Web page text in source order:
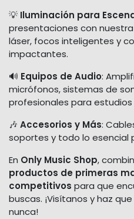
💡 Iluminación para
presentaciones con nuestra
láser, focos inteligentes y
impactantes.
🔊 Equipos de Audio:
micrófonos, sistemas de
profesionales para estudios
🎶 Accesorios y Más:
soportes y todo lo esencial
En Only Music Shop,
productos de primeras
competitivos para que
buscas. ¡Visítanos y haz
nunca!